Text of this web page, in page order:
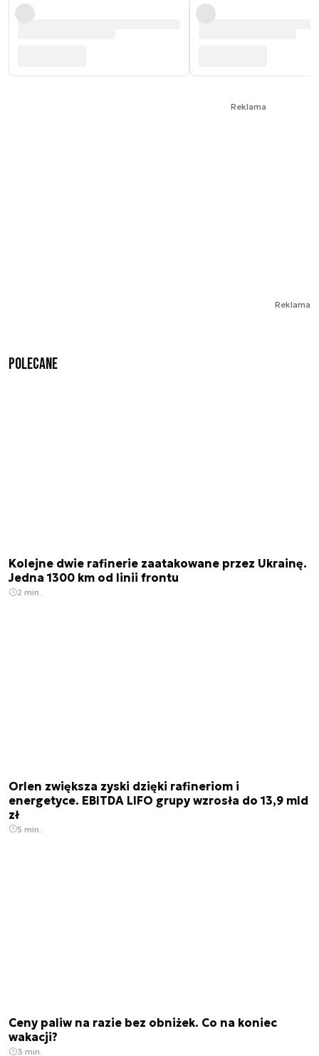
Reklama
Reklama
Polecane
Kolejne dwie rafinerie zaatakowane przez Ukrainę.
Jedna 1300 km od linii frontu
2 min.
Orlen zwiększa zyski dzięki rafineriom i
energetyce. EBITDA LIFO grupy wzrosła do 13,9 mld
zł
5 min.
Ceny paliw na razie bez obniżek. Co na koniec
wakacji?
3 min.